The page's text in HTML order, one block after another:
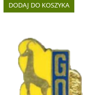
DODAJ DO KOSZYKA